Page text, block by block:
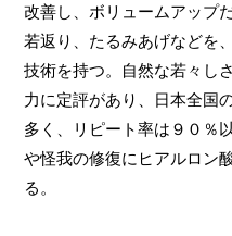
改善し、ボリュームアップ
若返り、たるみあげなどを
技術を持つ。自然な若々し
力に定評があり、日本全国
多く、リピート率は９０％
や怪我の修復にヒアルロン
る。